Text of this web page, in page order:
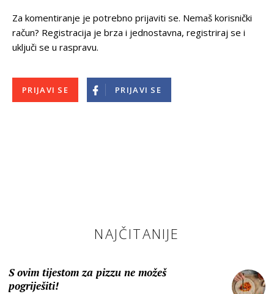
Za komentiranje je potrebno prijaviti se. Nemaš korisnički
račun? Registracija je brza i jednostavna, registriraj se i
uključi se u raspravu.
PRIJAVI SE PRIJAVI SE
NAJČITANIJE
S ovim tijestom za pizzu ne možeš
pogriješiti!